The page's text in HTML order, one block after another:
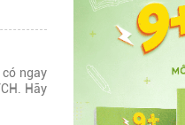
có ngay
Hãy